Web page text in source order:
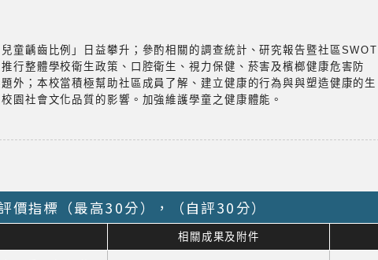
童齲齒比例」日益攀升；參酌相關的調查統計、研究報告暨社區SWOT
行整體學校衛生政策、口腔衛生、視力保健、菸害及檳榔健康危害防
外；本校當積極幫助社區成員了解、建立健康的行為與與塑造健康的生
園社會文化品質的影響。加強維護學童之健康體能。
價指標（最高30分），（自評30分）
相關成果及附件